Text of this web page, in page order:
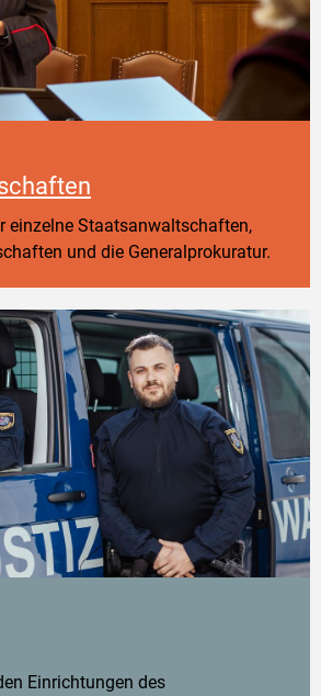
einzelne Staatsanwaltschaften,
und die Generalprokuratur.
Einrichtungen des